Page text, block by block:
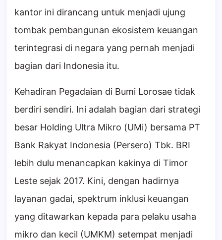
kantor ini dirancang untuk menjadi ujung
tombak pembangunan ekosistem keuangan
terintegrasi di negara yang pernah menjadi
bagian dari Indonesia itu.
Kehadiran Pegadaian di Bumi Lorosae tidak
berdiri sendiri. Ini adalah bagian dari strategi
besar Holding Ultra Mikro (UMi) bersama PT
Bank Rakyat Indonesia (Persero) Tbk. BRI
lebih dulu menancapkan kakinya di Timor
Leste sejak 2017. Kini, dengan hadirnya
layanan gadai, spektrum inklusi keuangan
yang ditawarkan kepada para pelaku usaha
mikro dan kecil (UMKM) setempat menjadi